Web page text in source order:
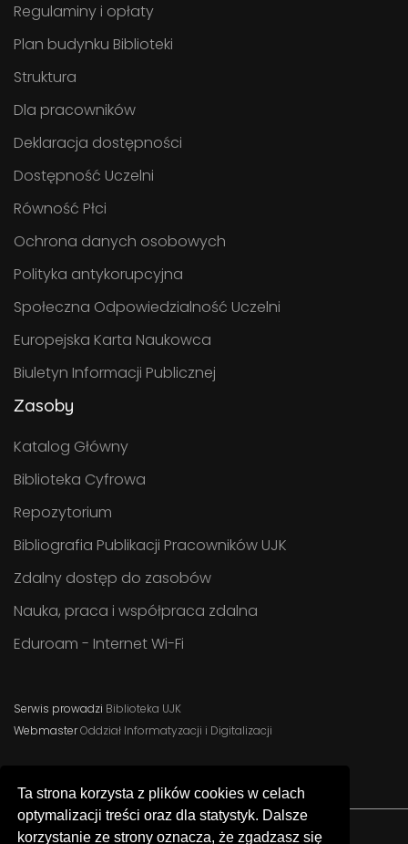
Regulaminy i opłaty
Plan budynku Biblioteki
Struktura
Dla pracowników
Deklaracja dostępności
Dostępność Uczelni
Równość Płci
Ochrona danych osobowych
Polityka antykorupcyjna
Społeczna Odpowiedzialność Uczelni
Europejska Karta Naukowca
Biuletyn Informacji Publicznej
Zasoby
Katalog Główny
Biblioteka Cyfrowa
Repozytorium
Bibliografia Publikacji Pracowników UJK
Zdalny dostęp do zasobów
Nauka, praca i współpraca zdalna
Eduroam - Internet Wi-Fi
Serwis prowadzi Biblioteka UJK
WebmasterOddział Informatyzacji i Digitalizacji
Ta strona korzysta z plików cookies w celach
optymalizacji treści oraz dla statystyk. Dalsze
korzystanie ze strony oznacza, że zgadzasz się